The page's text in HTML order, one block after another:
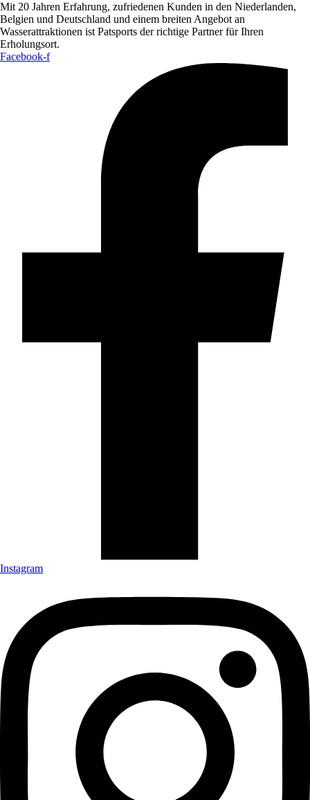
Mit 20 Jahren Erfahrung, zufriedenen Kunden in den Niederlanden,
Belgien und Deutschland und einem breiten Angebot an
Wasserattraktionen ist Patsports der richtige Partner für Ihren
Erholungsort.
Facebook-f
Instagram